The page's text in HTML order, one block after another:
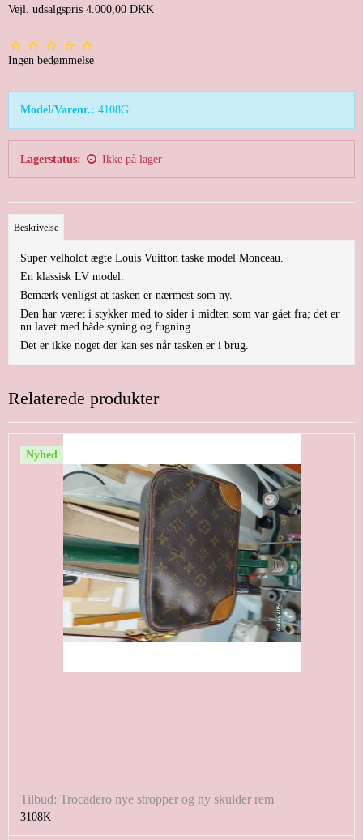
Vejl. udsalgspris 4.000,00 DKK
Ingen bedømmelse
Model/Varenr.: 4108G
Lagerstatus: Ikke på lager
Beskrivelse
Super velholdt ægte Louis Vuitton taske model Monceau.
En klassisk LV model.
Bemærk venligst at tasken er nærmest som ny.
Den har været i stykker med to sider i midten som var gået fra; det er
nu lavet med både syning og fugning.
Det er ikke noget der kan ses når tasken er i brug.
Relaterede produkter
Nyhed
Tilbud: Trocadero nye stropper og ny skulder rem
3108K